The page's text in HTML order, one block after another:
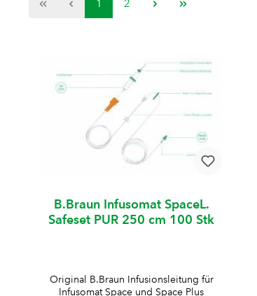
1 2
B.Braun Infusomat SpaceL.
Safeset PUR 250 cm 100 Stk
Original B.Braun Infusionsleitung für
Infusomat Space und Space Plus